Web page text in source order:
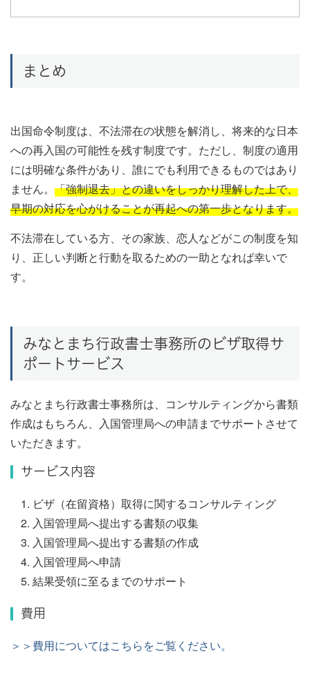
まとめ
出国命令制度は、不法滞在の状態を解消し、将来的な日本
への再入国の可能性を残す制度です。ただし、制度の適用
には明確な条件があり、誰にでも利用できるものではあり
ません。 「強制退去」との違いをしっかり理解した上で、
早期の対応を心がけることが再起への第一歩となります。
不法滞在している方、その家族、恋人などがこの制度を知
り、正しい判断と行動を取るための一助となれば幸いで
す。
みなとまち行政書士事務所のビザ取得サ
ポートサービス
みなとまち行政書士事務所は、コンサルティングから書類
作成はもちろん、入国管理局への申請までサポートさせて
いただきます。
サービス内容
ビザ（在留資格）取得に関するコンサルティング
入国管理局へ提出する書類の収集
入国管理局へ提出する書類の作成
入国管理局へ申請
結果受領に至るまでのサポート
費用
＞＞費用についてはこちらをご覧ください。